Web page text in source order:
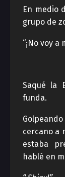
En medio
grupo de
“¡No voy
Saqué la
funda.
cercano a
estaba
hablé en